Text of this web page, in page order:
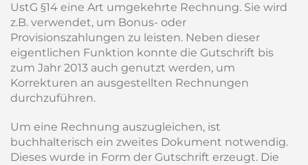
UstG §14 eine Art umgekehrte Rechnung. Sie wird
z.B. verwendet, um Bonus- oder
Provisionszahlungen zu leisten. Neben dieser
eigentlichen Funktion konnte die Gutschrift bis
zum Jahr 2013 auch genutzt werden, um
Korrekturen an ausgestellten Rechnungen
durchzuführen.
Um eine Rechnung auszugleichen, ist
buchhalterisch ein zweites Dokument notwendig.
Dieses wurde in Form der Gutschrift erzeugt. Die